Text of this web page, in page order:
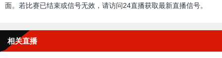
面。若比赛已结束或信号无效，请访问24直播获取最新直播信号。
相关直播